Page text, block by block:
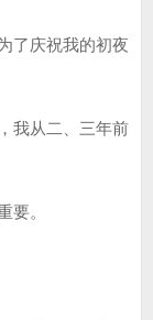
了庆祝我的初夜
我从二、三年前
要。